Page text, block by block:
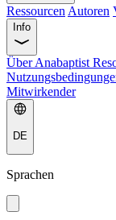
Ressourcen Autoren
Info
Über Anabaptist
Mitwirkender
DE
Sprachen